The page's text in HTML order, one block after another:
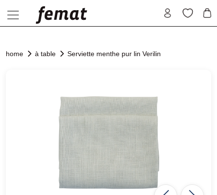
home à table Serviette menthe pur lin Verilin